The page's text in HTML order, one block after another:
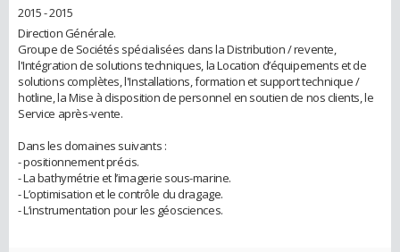
2015 - 2015
Direction Générale.
Groupe de Sociétés spécialisées dans la Distribution / revente,
l'Intégration de solutions techniques, la Location d’équipements et de
solutions complètes, l'Installations, formation et support technique /
hotline, la Mise à disposition de personnel en soutien de nos clients, le
Service après-vente.
Dans les domaines suivants :
- positionnement précis.
- La bathymétrie et l’imagerie sous-marine.
- L’optimisation et le contrôle du dragage.
- L’instrumentation pour les géosciences.